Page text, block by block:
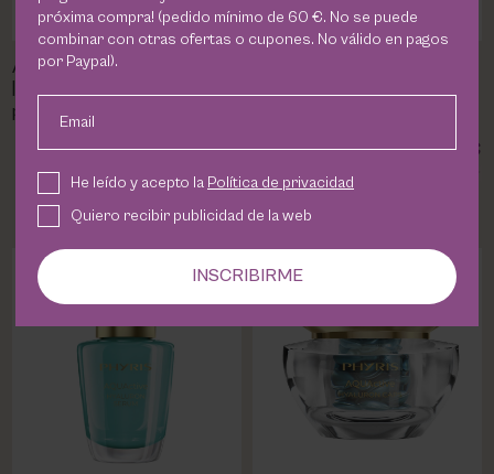
Aqua Hyaluron Cream Phyris
pieles mixtas, normales y
64,40 € Deshidratadas
64,40 €
próxima compra! (pedido mínimo de 60 €. No se puede
combinar con otras ofertas o cupones. No válido en pagos
por Paypal).
Email
He leído y acepto la Política de privacidad
Quiero recibir publicidad de la web
INSCRIBIRME